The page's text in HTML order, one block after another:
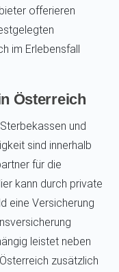
offerieren
im Erlebensfall
Österreich
und
sind innerhalb
für die
kann durch private
eine Versicherung
leistet neben
zusätzlich